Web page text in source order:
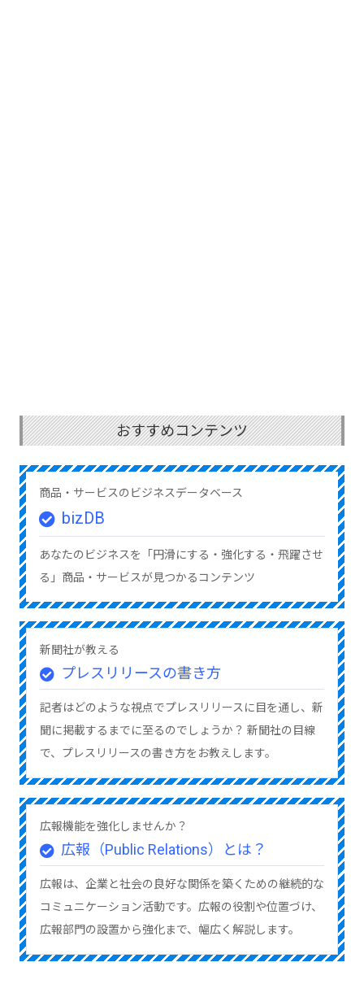
おすすめコンテンツ
商品・サービスのビジネスデータベース
bizDB
あなたのビジネスを「円滑にする・強化する・飛躍させ
る」商品・サービスが見つかるコンテンツ
新聞社が教える
プレスリリースの書き方
記者はどのような視点でプレスリリースに目を通し、新
聞に掲載するまでに至るのでしょうか？ 新聞社の目線
で、プレスリリースの書き方をお教えします。
広報機能を強化しませんか？
広報（Public Relations）とは？
広報は、企業と社会の良好な関係を築くための継続的な
コミュニケーション活動です。広報の役割や位置づけ、
広報部門の設置から強化まで、幅広く解説します。